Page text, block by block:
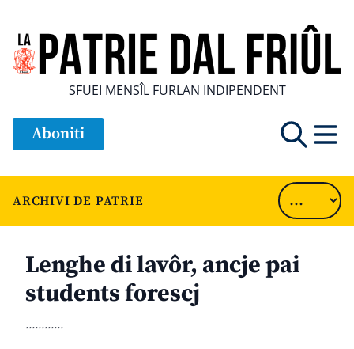
SFUEI MENSÎL FURLAN INDIPENDENT
Aboniti
ARCHIVI DE PATRIE
Lenghe di lavôr, ancje pai
students forescj
............